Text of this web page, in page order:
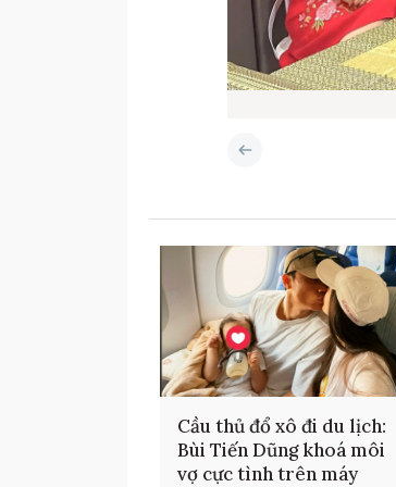
Cầu thủ đổ xô đi du lịch:
Bùi Tiến Dũng khoá môi
vợ cực tình trên máy